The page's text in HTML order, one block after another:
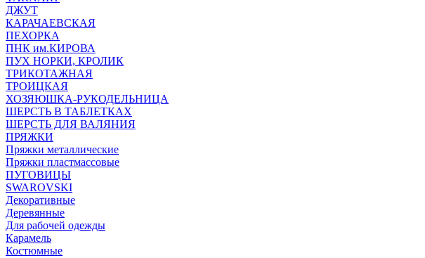
ДЖУТ
КАРАЧАЕВСКАЯ
ПЕХОРКА
ПНК им.КИРОВА
ПУХ НОРКИ, КРОЛИК
ТРИКОТАЖНАЯ
ТРОИЦКАЯ
ХОЗЯЮШКА-РУКОДЕЛЬНИЦА
ШЕРСТЬ В ТАБЛЕТКАХ
ШЕРСТЬ ДЛЯ ВАЛЯНИЯ
ПРЯЖКИ
Пряжки металлические
Пряжки пластмассовые
ПУГОВИЦЫ
SWAROVSKI
Декоративные
Деревянные
Для рабочей одежды
Карамель
Костюмные